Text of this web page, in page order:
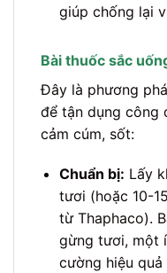
giúp chống lại
Bài thuốc sắc
Đây là phương
để tận dụng công
cảm cúm, sốt:
Chuẩn bị: Lấy
tươi (hoặc 10-
từ Thaphaco).
gừng tươi, một
cường hiệu quả